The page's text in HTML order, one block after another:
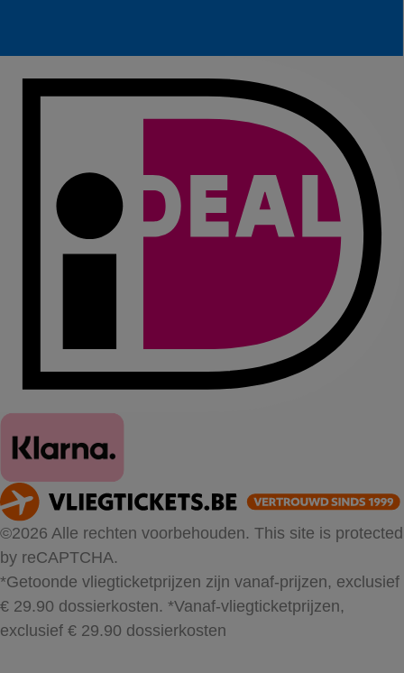
©2026 Alle rechten voorbehouden. This site is protected
by reCAPTCHA.
*Getoonde vliegticketprijzen zijn vanaf-prijzen, exclusief
€ 29.90 dossierkosten. *Vanaf-vliegticketprijzen,
exclusief € 29.90 dossierkosten